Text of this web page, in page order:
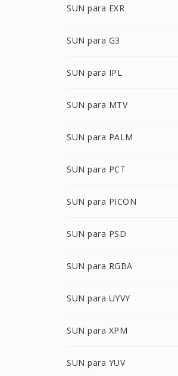
SUN para EXR
SUN para G3
SUN para IPL
SUN para MTV
SUN para PALM
SUN para PCT
SUN para PICON
SUN para PSD
SUN para RGBA
SUN para UYVY
SUN para XPM
SUN para YUV